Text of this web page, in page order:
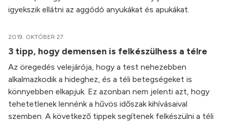
igyekszik ellátni az aggódó anyukákat és apukákat.
2019. OKTÓBER 27.
3 tipp, hogy demensen is felkészülhess a télre
Az öregedés velejárója, hogy a test nehezebben
alkalmazkodik a hideghez, és a téli betegségeket is
könnyebben elkapjuk. Ez azonban nem jelenti azt, hogy
tehetetlenek lennénk a hűvös időszak kihívásaival
szemben. A következő tippek segítenek felkészülni a téli